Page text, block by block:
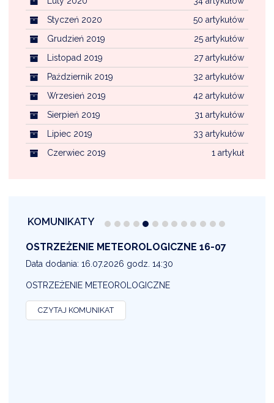
50 artykułów
Styczeń 2020
25 artykułów
Grudzień 2019
27 artykułów
Listopad 2019
32 artykułów
Październik 2019
42 artykułów
Wrzesień 2019
31 artykułów
Sierpień 2019
33 artykułów
Lipiec 2019
1 artykuł
Czerwiec 2019
KOMUNIKATY
OSTRZEŻENIE METEOROLOGICZNE 16-07
Data dodania: 16.07.2026 godz. 14:30
OSTRZEŻENIE METEOROLOGICZNE
CZYTAJ KOMUNIKAT